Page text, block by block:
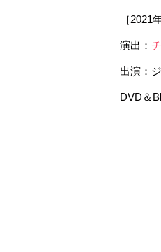
［
演出：
出演：